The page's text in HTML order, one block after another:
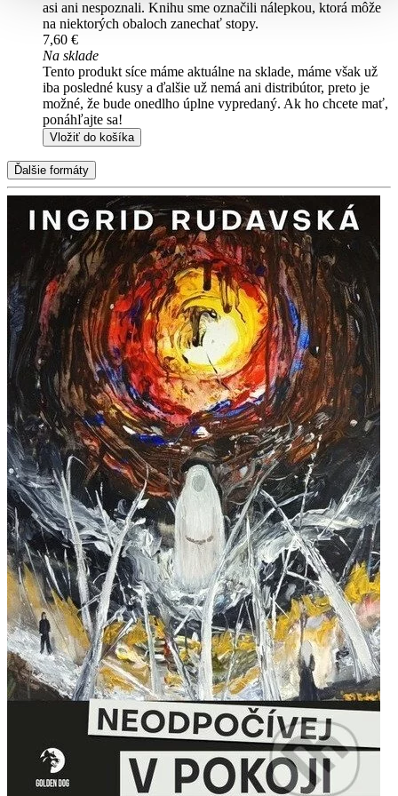
asi ani nespoznali. Knihu sme označili nálepkou, ktorá môže
na niektorých obaloch zanechať stopy.
7,60 €
Na sklade
Tento produkt síce máme aktuálne na sklade, máme však už
iba posledné kusy a ďalšie už nemá ani distribútor, preto je
možné, že bude onedlho úplne vypredaný. Ak ho chcete mať,
ponáhľajte sa!
Vložiť do košíka
Ďalšie formáty